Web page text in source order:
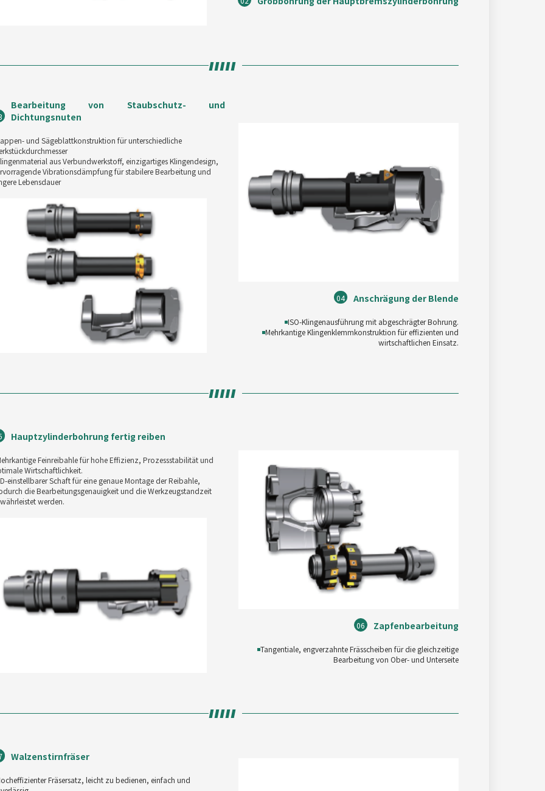
Bearbeitung von Staubschutz- und
Dichtungsnuten
und Sägeblattkonstruktion für unterschiedliche
aus Verbundwerkstoff, einzigartiges Klingendesign,
Vibrationsdämpfung für stabilere Bearbeitung und
Lebensdauer
04 Anschrägung der Blende
◾ISO-Klingenausführung mit abgeschrägter Bohrung.
◾Mehrkantige Klingenklemmkonstruktion für effizienten und
wirtschaftlichen Einsatz.
Hauptzylinderbohrung fertig reiben
Feinreibahle für hohe Effizienz, Prozessstabilität und
Wirtschaftlichkeit.
einstellbarer Schaft für eine genaue Montage der Reibahle,
die Bearbeitungsgenauigkeit und die Werkzeugstandzeit
werden.
06 Zapfenbearbeitung
◾Tangentiale, engverzahnte Frässcheiben für die gleichzeitige
Bearbeitung von Ober- und Unterseite
Walzenstirnfräser
Fräsersatz, leicht zu bedienen, einfach und